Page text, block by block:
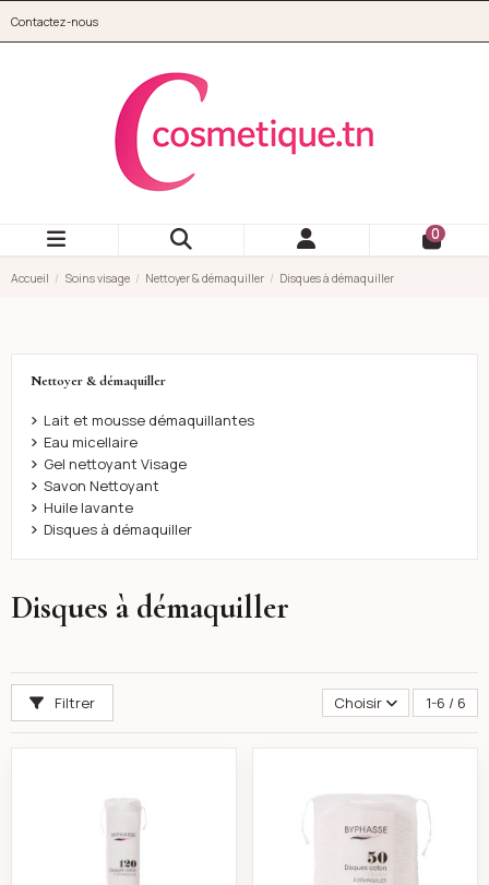
Contactez-nous
0
Accueil Soins visage Nettoyer & démaquiller Disques à démaquiller
Disques à démaquiller
Filtrer Choisir 1-6 / 6
Nettoyer & démaquiller
Lait et mousse démaquillantes
Eau micellaire
Gel nettoyant Visage
Savon Nettoyant
Huile lavante
Disques à démaquiller